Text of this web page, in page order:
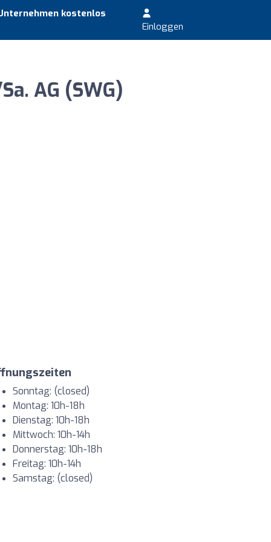
kostenlos
Einloggen
AG (SWG)
Sonntag: (closed)
Montag: 10h-18h
Dienstag: 10h-18h
Mittwoch: 10h-14h
Donnerstag: 10h-18h
Freitag: 10h-14h
Samstag: (closed)